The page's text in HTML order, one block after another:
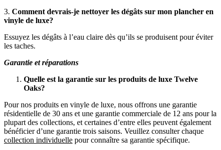
3. Comment devrais-je nettoyer les dégâts sur mon plancher en
vinyle de luxe?
Essuyez les dégâts à l’eau claire dès qu’ils se produisent pour éviter
les taches.
Garantie et réparations
Quelle est la garantie sur les produits de luxe Twelve
Oaks?
Pour nos produits en vinyle de luxe, nous offrons une garantie
résidentielle de 30 ans et une garantie commerciale de 12 ans pour la
plupart des collections, et certaines d’entre elles peuvent également
bénéficier d’une garantie trois saisons. Veuillez consulter chaque
collection individuelle pour connaître sa garantie spécifique.